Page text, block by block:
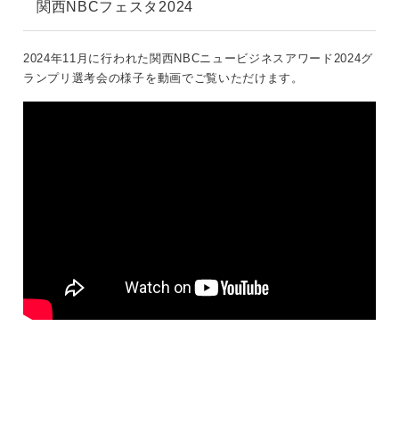
関西NBCフェスタ2024
2024年11月に行われた関西NBCニュービジネスアワード2024グ
ランプリ選考会の様子を動画でご覧いただけます。